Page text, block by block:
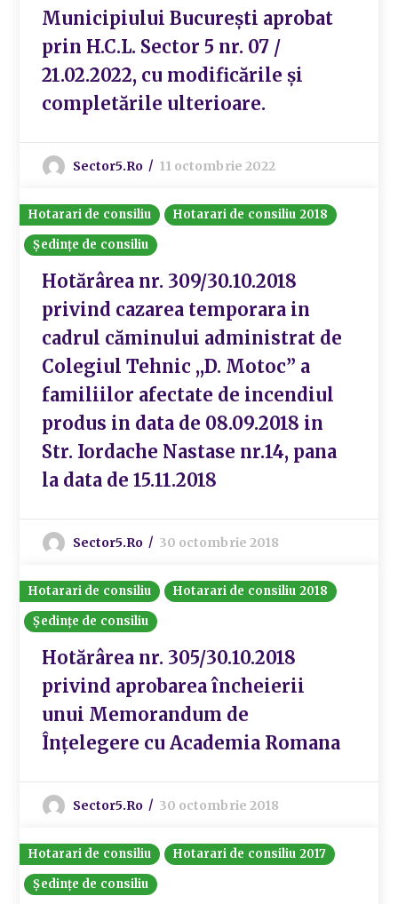
Municipiului București aprobat
prin H.C.L. Sector 5 nr. 07 /
21.02.2022, cu modificările și
completările ulterioare.
Sector5.ro 11 octombrie 2022
Hotarari de consiliu
Hotarari de consiliu 2018
Ședințe de consiliu
Hotărârea nr. 309/30.10.2018
privind cazarea temporara in
cadrul căminului administrat de
Colegiul Tehnic ,,D. Motoc” a
familiilor afectate de incendiul
produs in data de 08.09.2018 in
Str. Iordache Nastase nr.14, pana
la data de 15.11.2018
Sector5.ro 30 octombrie 2018
Hotarari de consiliu
Hotarari de consiliu 2018
Ședințe de consiliu
Hotărârea nr. 305/30.10.2018
privind aprobarea încheierii
unui Memorandum de
Înțelegere cu Academia Romana
Sector5.ro 30 octombrie 2018
Hotarari de consiliu
Hotarari de consiliu 2017
Ședințe de consiliu